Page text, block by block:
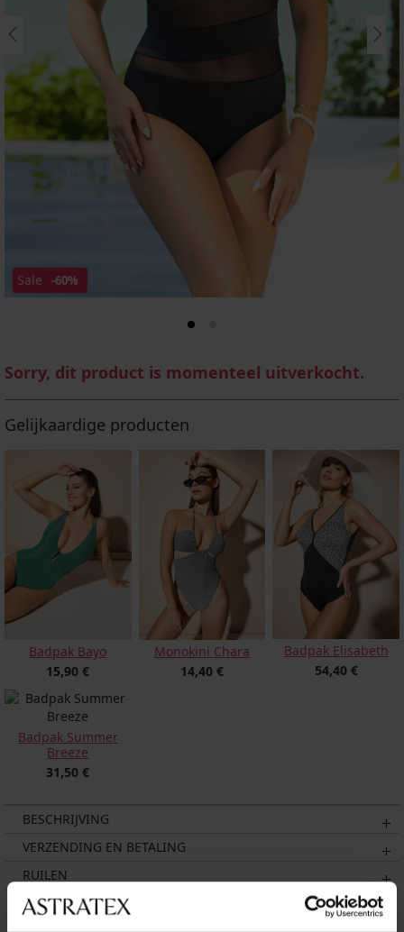
Sale -60%
Sorry, dit product is momenteel uitverkocht.
Gelijkaardige producten
Badpak Bayo
15,90 €
Monokini Chara
14,40 €
Badpak Elisabeth
54,40 €
Badpak Summer
Breeze
31,50 €
BESCHRIJVING
VERZENDING EN BETALING
RUILEN
ONDERHOUD EN WASSEN